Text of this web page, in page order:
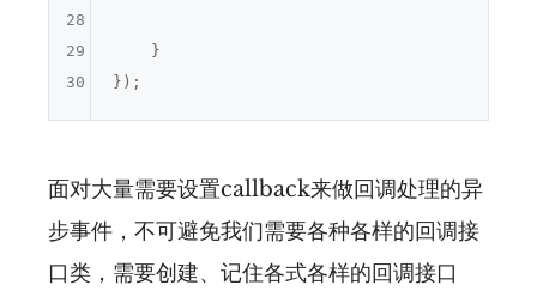
    }
28
29
30
面对大量需要设置callback来做回调处理的异
步事件，不可避免我们需要各种各样的回调接
口类，需要创建、记住各式各样的回调接口